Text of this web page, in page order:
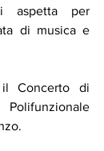
aspetta per
di musica e
Concerto di